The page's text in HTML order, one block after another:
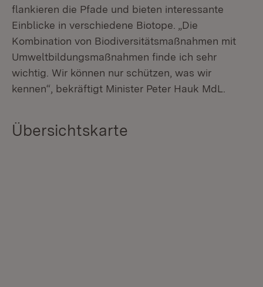
flankieren die Pfade und bieten interessante
Einblicke in verschiedene Biotope. „Die
Kombination von Biodiversitätsmaßnahmen mit
Umweltbildungsmaßnahmen finde ich sehr
wichtig. Wir können nur schützen, was wir
kennen“, bekräftigt Minister Peter Hauk MdL.
Übersichtskarte